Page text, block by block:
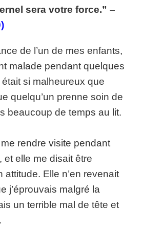
sera votre force.” –
de l’un de mes enfants,
malade pendant quelques
si malheureux que
quelqu’un prenne soin de
beaucoup de temps au lit.
rendre visite pendant
et elle me disait être
attitude. Elle n’en revenait
j’éprouvais malgré la
un terrible mal de tête et